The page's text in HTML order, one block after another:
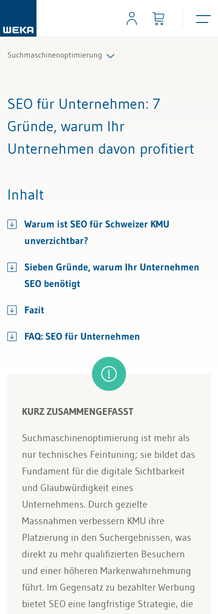
Suchmaschinenoptimierung
Alle Fachexperten
SEO für Unternehmen: 7
Gründe, warum Ihr
Unternehmen davon profitiert
Inhalt
Warum ist SEO für Schweizer KMU
unverzichtbar?
Sieben Gründe, warum Ihr Unternehmen
SEO benötigt
Fazit
FAQ: SEO für Unternehmen
KURZ ZUSAMMENGEFASST
Suchmaschinenoptimierung ist mehr als
nur technisches Feintuning; sie bildet das
Fundament für die digitale Sichtbarkeit
und Glaubwürdigkeit eines
Unternehmens. Durch gezielte
Massnahmen verbessern KMU ihre
Platzierung in den Suchergebnissen, was
direkt zu mehr qualifizierten Besuchern
und einer höheren Markenwahrnehmung
führt. Im Gegensatz zu bezahlter Werbung
bietet SEO eine langfristige Strategie, die